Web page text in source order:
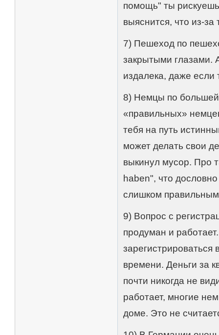
помощь" ты
выяснится, что из-
7) Пешеход по
закрытыми глазами.
издалека, даже если
8) Немцы по большей
«правильных»
тебя на путь
может делать свои
выкинул мусор. Про
haben", что
слишком
9) Вопрос с
продуман и
времени. Деньги за
почти никогда не
работает, многие
доме. Это не